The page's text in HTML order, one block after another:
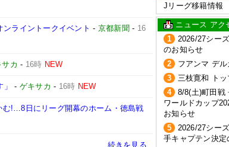
ライントークイベント - 京都新聞 - 16
カ - 16時 NEW
- ゲキサカ - 16時 NEW
む!…8日にリーグ開幕のホーム・徳島戦
続きを見る
Jリーグ移籍情報
ニュース アク
1
2026/27シー
のお知らせ
2
フアンマ デ
3
三枝寛和 ト
4
8/8(土)町田戦
ワールドカップ
お知らせ
5
2026/27シー
手キャプテン決定